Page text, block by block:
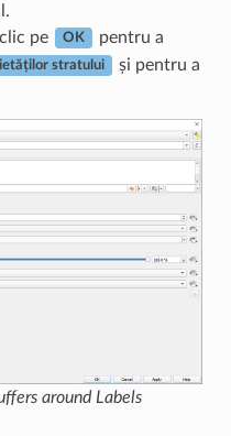
pe
OK
pentru a
stratului
și pentru a
around Labels